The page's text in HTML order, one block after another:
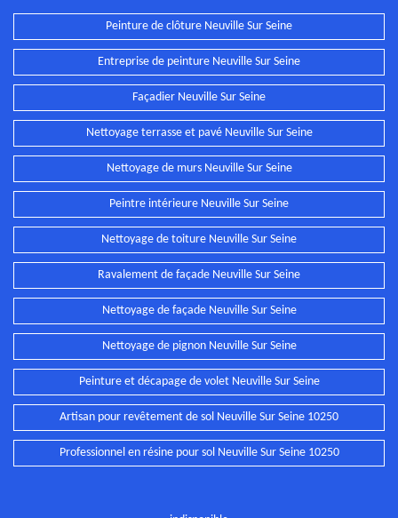
Peinture de clôture Neuville Sur Seine
Entreprise de peinture Neuville Sur Seine
Façadier Neuville Sur Seine
Nettoyage terrasse et pavé Neuville Sur Seine
Nettoyage de murs Neuville Sur Seine
Peintre intérieure Neuville Sur Seine
Nettoyage de toiture Neuville Sur Seine
Ravalement de façade Neuville Sur Seine
Nettoyage de façade Neuville Sur Seine
Nettoyage de pignon Neuville Sur Seine
Peinture et décapage de volet Neuville Sur Seine
Artisan pour revêtement de sol Neuville Sur Seine 10250
Professionnel en résine pour sol Neuville Sur Seine 10250